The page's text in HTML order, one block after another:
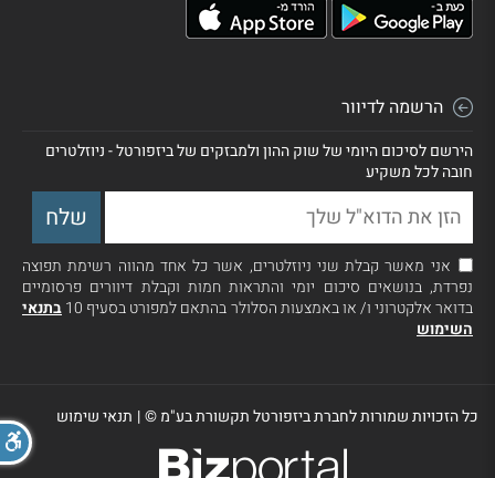
הרשמה לדיוור
הירשם לסיכום היומי של שוק ההון ולמבזקים של ביזפורטל - ניוזלטרים
חובה לכל משקיע
אני מאשר קבלת שני ניוזלטרים, אשר כל אחד מהווה רשימת תפוצה
נפרדת, בנושאים סיכום יומי והתראות חמות וקבלת דיוורים פרסומיים
בדואר אלקטרוני ו/ או באמצעות הסלולר בהתאם למפורט בסעיף 10
בתנאי
השימוש
כל הזכויות שמורות לחברת ביזפורטל תקשורת בע"מ ©| תנאי שימוש